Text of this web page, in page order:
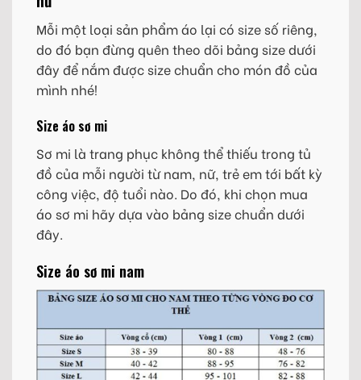
Mỗi một loại sản phẩm áo lại có size số riêng,
do đó bạn đừng quên theo dõi bảng size dưới
đây để nắm được size chuẩn cho món đồ của
mình nhé!
Size áo sơ mi
Sơ mi là trang phục không thể thiếu trong tủ
đồ của mỗi người từ nam, nữ, trẻ em tới bất kỳ
công việc, độ tuổi nào. Do đó, khi chọn mua
áo sơ mi hãy dựa vào bảng size chuẩn dưới
đây.
Size áo sơ mi nam